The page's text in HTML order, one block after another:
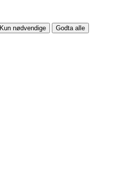
Kun nødvendige Godta alle